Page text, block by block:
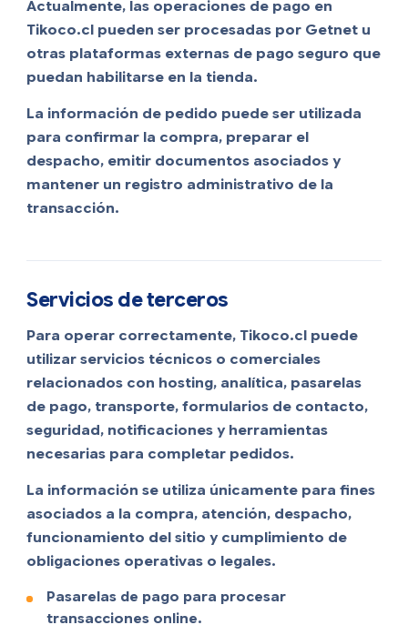
Actualmente, las operaciones de pago en
Tikoco.cl pueden ser procesadas por Getnet u
otras plataformas externas de pago seguro que
puedan habilitarse en la tienda.
La información de pedido puede ser utilizada
para confirmar la compra, preparar el
despacho, emitir documentos asociados y
mantener un registro administrativo de la
transacción.
Servicios de terceros
Para operar correctamente, Tikoco.cl puede
utilizar servicios técnicos o comerciales
relacionados con hosting, analítica, pasarelas
de pago, transporte, formularios de contacto,
seguridad, notificaciones y herramientas
necesarias para completar pedidos.
La información se utiliza únicamente para fines
asociados a la compra, atención, despacho,
funcionamiento del sitio y cumplimiento de
obligaciones operativas o legales.
Pasarelas de pago para procesar
transacciones online.